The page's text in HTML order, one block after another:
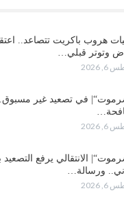
داخل معسكر التحالف…
اليمنيين.. وقرار بحرمان
واسعاً..!
هروب باكريت تتصاعد..
وتوتر قبلي…
2026
في تصعيد غير
2026
الانتقالي يرفع التصعيد
ورسالة…
2026